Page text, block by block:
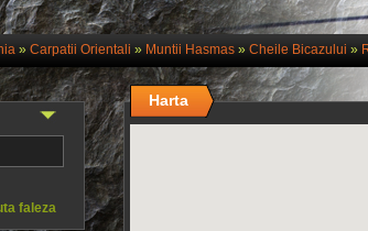
» Carpatii Orientali » Muntii Hasmas» Cheile Bicazului »
faleza
Harta